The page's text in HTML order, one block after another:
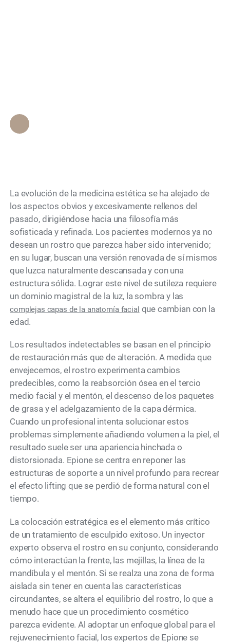
La evolución de la medicina estética se ha alejado de
los aspectos obvios y excesivamente rellenos del
pasado, dirigiéndose hacia una filosofía más
sofisticada y refinada. Los pacientes modernos ya no
desean un rostro que parezca haber sido intervenido;
en su lugar, buscan una versión renovada de sí mismos
que luzca naturalmente descansada y con una
estructura sólida. Lograr este nivel de sutileza requiere
un dominio magistral de la luz, la sombra y las
complejas capas de la anatomía facial que cambian con la
edad.
Los resultados indetectables se basan en el principio
de restauración más que de alteración. A medida que
envejecemos, el rostro experimenta cambios
predecibles, como la reabsorción ósea en el tercio
medio facial y el mentón, el descenso de los paquetes
de grasa y el adelgazamiento de la capa dérmica.
Cuando un profesional intenta solucionar estos
problemas simplemente añadiendo volumen a la piel, el
resultado suele ser una apariencia hinchada o
distorsionada. Epione se centra en reponer las
estructuras de soporte a un nivel profundo para recrear
el efecto lifting que se perdió de forma natural con el
tiempo.
La colocación estratégica es el elemento más crítico
de un tratamiento de esculpido exitoso. Un inyector
experto observa el rostro en su conjunto, considerando
cómo interactúan la frente, las mejillas, la línea de la
mandíbula y el mentón. Si se realza una zona de forma
aislada sin tener en cuenta las características
circundantes, se altera el equilibrio del rostro, lo que a
menudo hace que un procedimiento cosmético
parezca evidente. Al adoptar un enfoque global para el
rejuvenecimiento facial, los expertos de Epione se